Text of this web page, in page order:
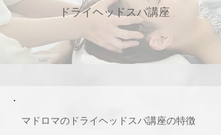
​ドライヘッドスパ講座
​マドロマのドライヘッドスパ講座の特徴